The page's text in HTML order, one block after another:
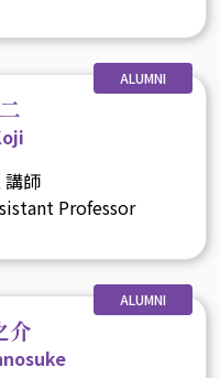
ALUMNI
講師
Professor
ALUMNI
介